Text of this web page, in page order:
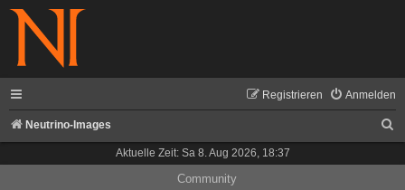
Anmelden
Registrieren
Neutrino-Images
Aktuelle Zeit: Sa 8. Aug 2026, 18:37
Community